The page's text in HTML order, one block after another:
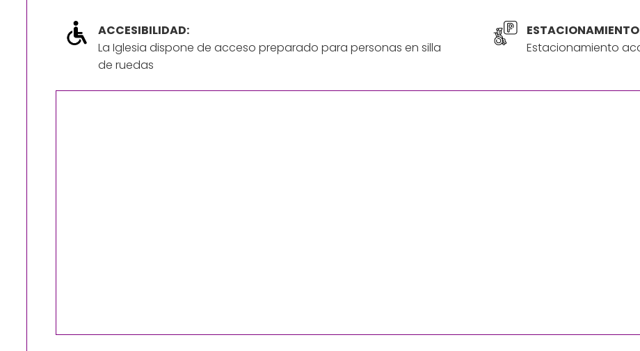
ACCESIBILIDAD:
La Iglesia dispone de acceso preparado para personas en silla
de ruedas
Estacionamiento